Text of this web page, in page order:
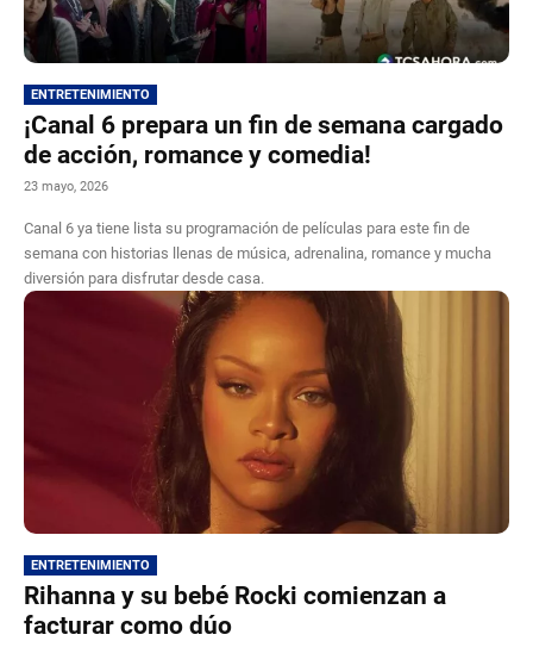
ENTRETENIMIENTO
¡Canal 6 prepara un fin de semana cargado
de acción, romance y comedia!
23 mayo, 2026
Canal 6 ya tiene lista su programación de películas para este fin de
semana con historias llenas de música, adrenalina, romance y mucha
diversión para disfrutar desde casa.
ENTRETENIMIENTO
Rihanna y su bebé Rocki comienzan a
facturar como dúo